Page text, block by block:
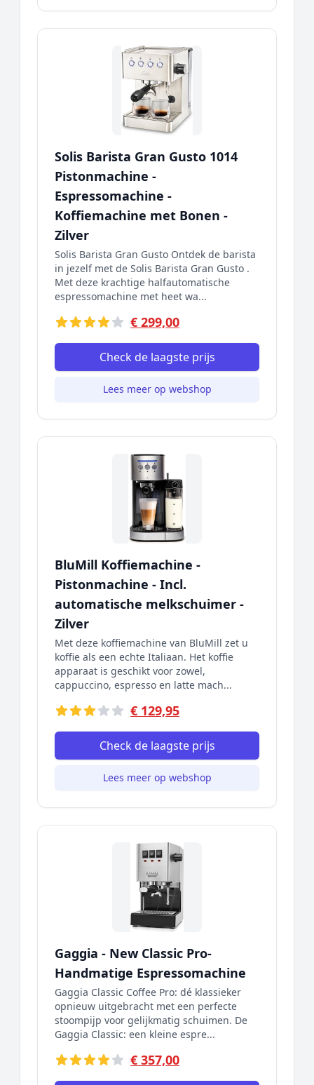
Solis Barista Gran Gusto 1014
Pistonmachine -
Espressomachine -
Koffiemachine met Bonen -
Zilver
Solis Barista Gran Gusto Ontdek de barista
in jezelf met de Solis Barista Gran Gusto .
Met deze krachtige halfautomatische
espressomachine met heet wa...
€ 299,00
Check de laagste prijs
Lees meer op webshop
BluMill Koffiemachine -
Pistonmachine - Incl.
automatische melkschuimer -
Zilver
Met deze koffiemachine van BluMill zet u
koffie als een echte Italiaan. Het koffie
apparaat is geschikt voor zowel,
cappuccino, espresso en latte mach...
€ 129,95
Check de laagste prijs
Lees meer op webshop
Gaggia - New Classic Pro-
Handmatige Espressomachine
Gaggia Classic Coffee Pro: dé klassieker
opnieuw uitgebracht met een perfecte
stoompijp voor gelijkmatig schuimen. De
Gaggia Classic: een kleine espre...
€ 357,00